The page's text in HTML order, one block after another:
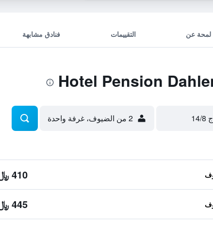
لمحة عن التقييمات فنادق مشابهة
ج 14/8 2 من الضيوف، غرفة واحدة
410 ﷼
445 ﷼